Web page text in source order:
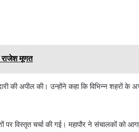
राजेश मूणत
की अपील की। उन्होंने कहा कि विभिन्न शहरों के
विस्तृत चर्चा की गई। महापौर ने संचालकों को